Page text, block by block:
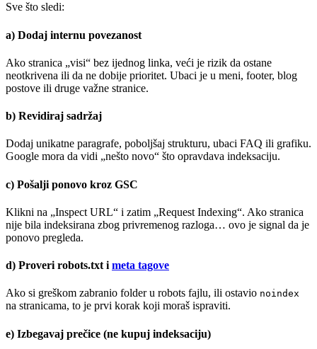
Sve što sledi:
a) Dodaj internu povezanost
Ako stranica „visi“ bez ijednog linka, veći je rizik da ostane
neotkrivena ili da ne dobije prioritet. Ubaci je u meni, footer, blog
postove ili druge važne stranice.
b) Revidiraj sadržaj
Dodaj unikatne paragrafe, poboljšaj strukturu, ubaci FAQ ili grafiku.
Google mora da vidi „nešto novo“ što opravdava indeksaciju.
c) Pošalji ponovo kroz GSC
Klikni na „Inspect URL“ i zatim „Request Indexing“. Ako stranica
nije bila indeksirana zbog privremenog razloga… ovo je signal da je
ponovo pregleda.
d) Proveri robots.txt i meta tagove
Ako si greškom zabranio folder u robots fajlu, ili ostavio noindex
na stranicama, to je prvi korak koji moraš ispraviti.
e) Izbegavaj prečice (ne kupuj indeksaciju)